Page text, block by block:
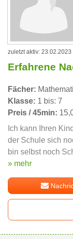
zuletzt aktiv: 23.02.2023
Erfahrene
Fächer:
Klasse: 1 bis: 7
Preis / 45min:
Ich kann Ihren
der Schule sich
bin selbst noch
» mehr